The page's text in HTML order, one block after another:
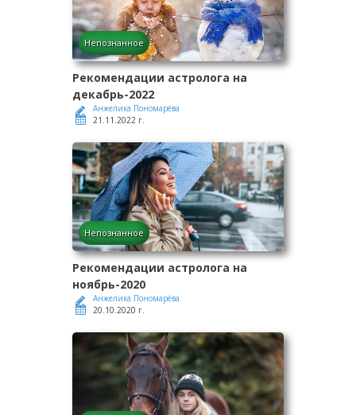
Непознанное
Рекомендации астролога на
декабрь-2022
Анжелика Пономарёва
21.11.2022 г.
Непознанное
Рекомендации астролога на
ноябрь-2020
Анжелика Пономарёва
20.10.2020 г.